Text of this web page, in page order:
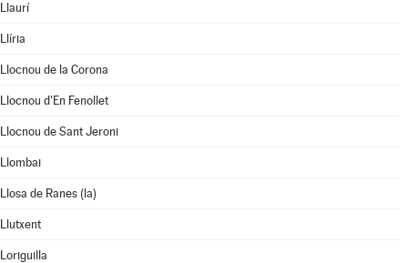
Llaurí
Llíria
Llocnou de la Corona
Llocnou d'En Fenollet
Llocnou de Sant Jeroni
Llombai
Llosa de Ranes (la)
Llutxent
Loriguilla